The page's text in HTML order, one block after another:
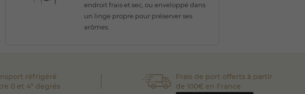
réfrigéré
0 et 4° degrés
Frais de port offerts à partir
de 100€ en France
endroit frais et sec, ou enveloppé dans
un linge propre pour préserver ses
arômes.